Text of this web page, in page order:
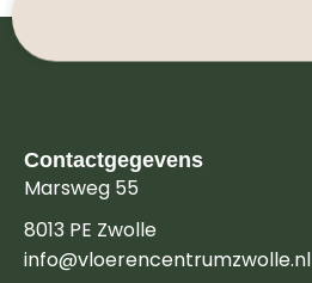
Contactgegevens
Marsweg 55
8013 PE Zwolle
info@vloerencentrumzwolle.nl